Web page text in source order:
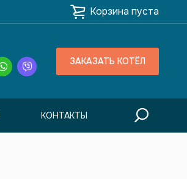
Корзина пуста
ЗАКАЗАТЬ КОТЁЛ
КОНТАКТЫ